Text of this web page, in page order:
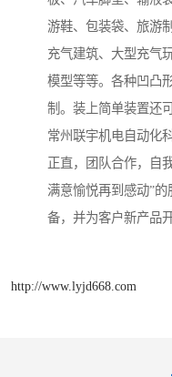
游鞋、包装袋、旅游
充气建筑、大型充气
模型等等。各种凹凸
制。装上简单装置还
常州联宇机电自动化
正直，团队合作，自
满意愉悦再到感动”
备，并为客户新产品
http://www.lyjd668.com